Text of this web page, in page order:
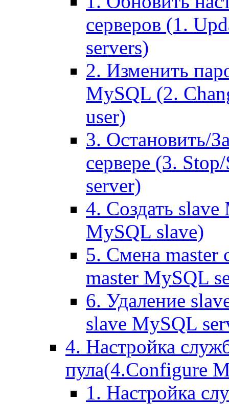
серверов (1.
servers)
2. Изменить
MySQL (2.
user)
3. Остановить/
сервере (3.
server)
4. Создать
MySQL slave)
5. Смена master
master MySQL
6. Удаление
slave MySQL
4. Настройка
пула(4.Configure
1. Настройка